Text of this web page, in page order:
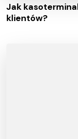
Jak
klientów?